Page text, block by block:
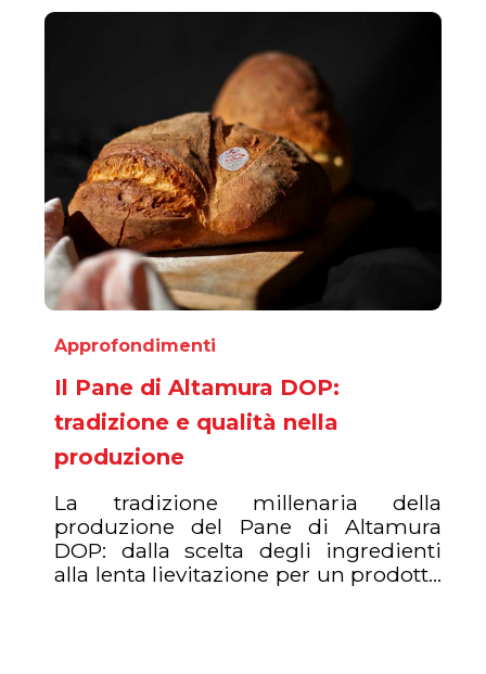
CARUSO.
Approfondimenti
Il Pane di Altamura DOP:
tradizione e qualità nella
produzione
La tradizione millenaria della
produzione del Pane di Altamura
DOP: dalla scelta degli ingredienti
alla lenta lievitazione per un prodotto